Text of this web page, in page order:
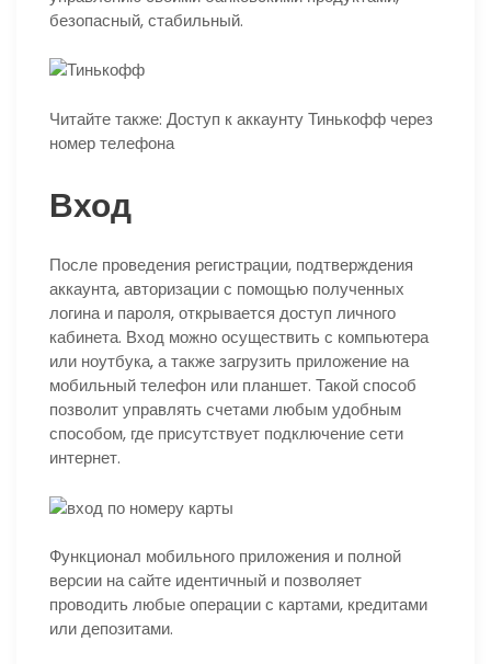
безопасный, стабильный.
Читайте также: Доступ к аккаунту Тинькофф через
номер телефона
Вход
После проведения регистрации, подтверждения
аккаунта, авторизации с помощью полученных
логина и пароля, открывается доступ личного
кабинета. Вход можно осуществить с компьютера
или ноутбука, а также загрузить приложение на
мобильный телефон или планшет. Такой способ
позволит управлять счетами любым удобным
способом, где присутствует подключение сети
интернет.
Функционал мобильного приложения и полной
версии на сайте идентичный и позволяет
проводить любые операции с картами, кредитами
или депозитами.